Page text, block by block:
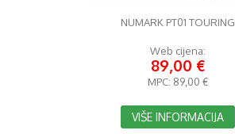
NUMARK PT01 TOURING
Web cijena:
89,00 €
MPC: 89,00 €
VIŠE INFORMACIJA